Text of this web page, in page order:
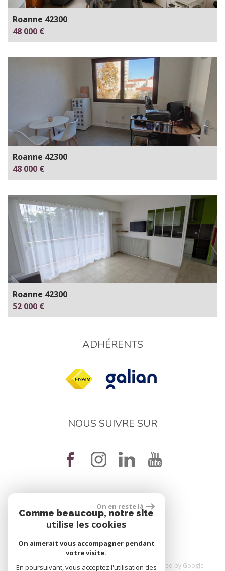
Roanne 42300
48 000 €
Roanne 42300
48 000 €
Roanne 42300
52 000 €
ADHÉRENTS
NOUS SUIVRE SUR
réalisé par
© 2026 | Tous droits réservés | Traduction powered by Google
On en reste là
Comme beaucoup, notre site
utilise les cookies
On aimerait vous accompagner pendant
votre visite.
En poursuivant, vous acceptez l'utilisation des